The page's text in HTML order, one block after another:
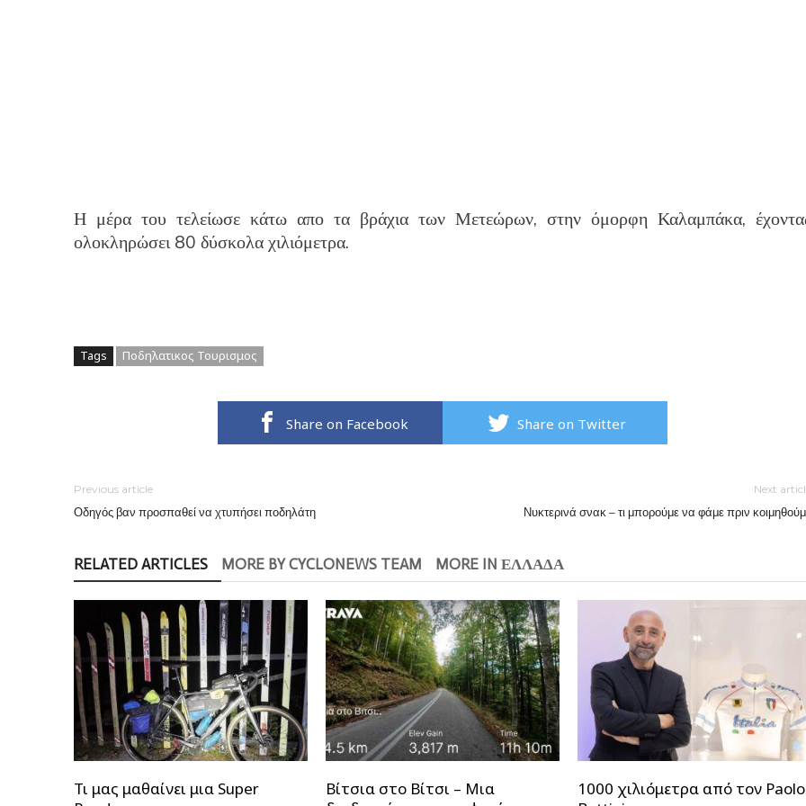
Η μέρα του τελείωσε κάτω απο τα βράχια των Μετεώρων, στην όμορφη Καλαμπάκα,
ολοκληρώσει 80 δύσκολα χιλιόμετρα.
Tags Ποδηλατικος Τουρισμος
Share on Facebook Share on Twitter
Previous article
Οδηγός βαν προσπαθεί να χτυπήσει ποδηλάτη
Next
Νυκτερινά σνακ – τι μπορούμε να φάμε πριν
RELATED ARTICLES MORE BY CYCLONEWS TEAM MORE IN ΕΛΛΑΔΑ
Τι μας μαθαίνει μια Super
Βίτσια στο Βίτσι – Μια
1000 χιλιόμετρα από τον Paolo